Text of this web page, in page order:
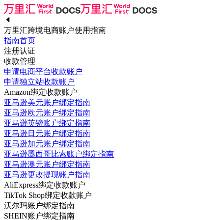
万里汇跨境电商账户使用指南
指南首页
注册认证
收款管理
申请电商平台收款账户
申请独立站收款账户
Amazon绑定收款账户
亚马逊美元账户绑定指南
亚马逊欧元账户绑定指南
亚马逊英镑账户绑定指南
亚马逊日元账户绑定指南
亚马逊加元账户绑定指南
亚马逊墨西哥比索账户绑定指南
亚马逊澳元账户绑定指南
亚马逊更改提现账户指南
AliExpress绑定收款账户
TikTok Shop绑定收款账户
沃尔玛账户绑定指南
SHEIN账户绑定指南